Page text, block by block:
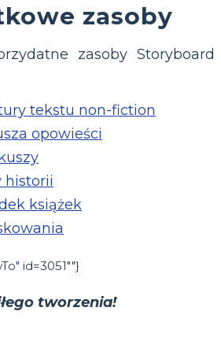
zasoby
zasoby Storyboard
tekstu non-fiction
opowieści
historii
książek
id=3051""}
tworzenia!